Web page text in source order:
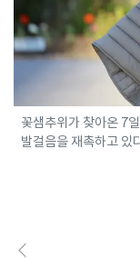
꽃샘추위가 찾아온 7
발걸음을 재촉하고